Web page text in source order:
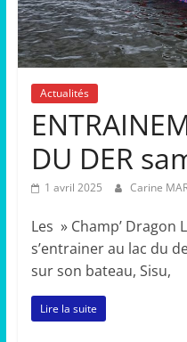
Actualités
DU DER
1 avril 2025 Carine
Les » Champ’ Dragon
s’entrainer au lac du
sur son bateau, Sisu,
Lire la suite